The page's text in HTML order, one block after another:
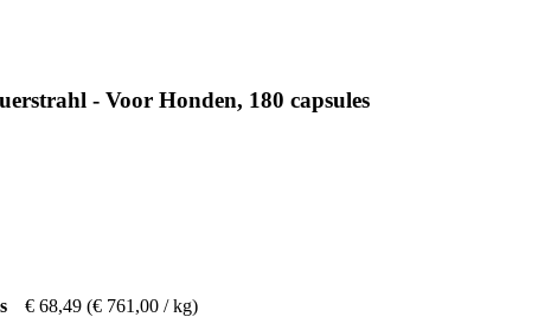
- Voor Honden, 180 capsules
€ 68,49 (€ 761,00 / kg)